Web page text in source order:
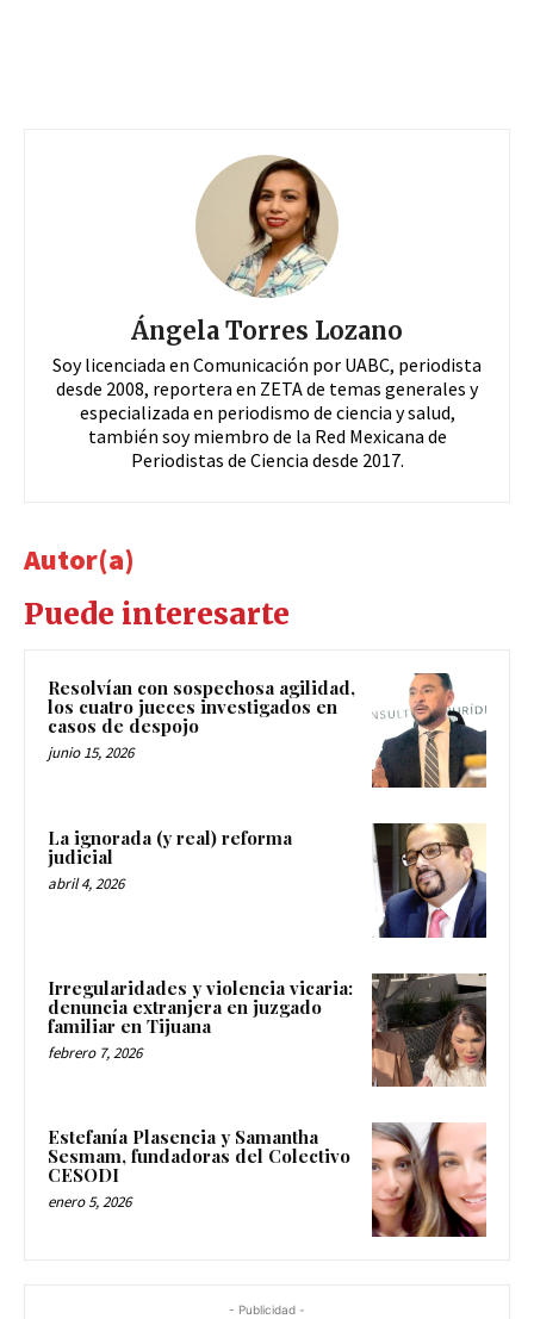
Ángela Torres Lozano
Soy licenciada en Comunicación por UABC, periodista
desde 2008, reportera en ZETA de temas generales y
especializada en periodismo de ciencia y salud,
también soy miembro de la Red Mexicana de
Periodistas de Ciencia desde 2017.
Autor(a)
Puede interesarte
Resolvían con sospechosa agilidad,
los cuatro jueces investigados en
casos de despojo
junio 15, 2026
La ignorada (y real) reforma
judicial
abril 4, 2026
Irregularidades y violencia vicaria:
denuncia extranjera en juzgado
familiar en Tijuana
febrero 7, 2026
Estefanía Plasencia y Samantha
Sesmam, fundadoras del Colectivo
CESODI
enero 5, 2026
- Publicidad -